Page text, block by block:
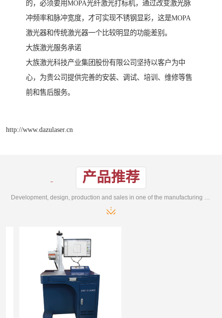
的，必须要用MOPA光纤激光打标机，通过改变激光脉
冲频率和脉冲宽度，才可实现不锈钢显彩，这是MOPA
激光器和传统激光器一个比较明显的功能差别。
大族激光服务承诺
大族激光科技产业集团股份有限公司坚持以客户为中
心，为贵公司提供完善的安装、调试、培训、维修等售
前和售后服务。
http://www.dazulaser.cn
产品推荐